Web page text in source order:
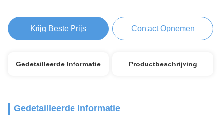
Krijg Beste Prijs Contact Opnemen
Gedetailleerde Informatie Productbeschrijving
Gedetailleerde Informatie